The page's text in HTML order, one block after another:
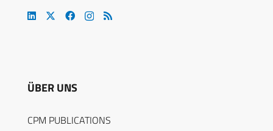
ÜBER UNS
CPM PUBLICATIONS